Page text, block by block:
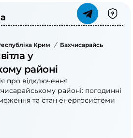
Крим / Бахчисарайський
у
районі
про відключення
районі: погодинні
та стан енергосистеми